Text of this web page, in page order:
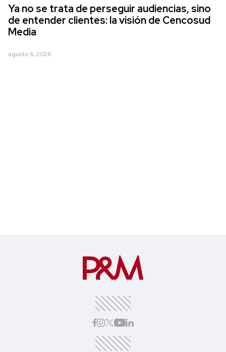
Ya no se trata de perseguir audiencias, sino
de entender clientes: la visión de Cencosud
Media
agosto 6, 2026